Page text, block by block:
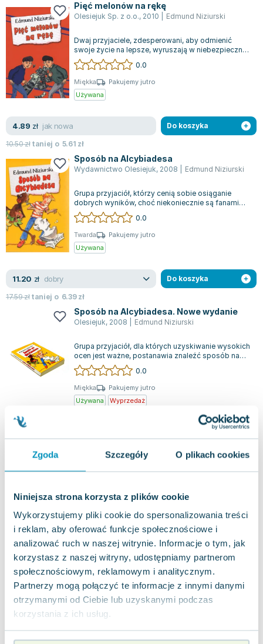
Zgoda Szczegóły O plikach cookies
Niniejsza strona korzysta z plików cookie
Wykorzystujemy pliki cookie do spersonalizowania treści
i reklam, aby oferować funkcje społecznościowe i
analizować ruch w naszej witrynie. Informacje o tym, jak
korzystasz z naszej witryny, udostępniamy partnerom
społecznościowym, reklamowym i analitycznym.
Partnerzy mogą połączyć te informacje z innymi danymi
otrzymanymi od Ciebie lub uzyskanymi podczas
korzystania z ich usług.
Pięć melonów na rękę
Olesiejuk Sp. z o.o., 2010 Edmund Niziurski
Dwaj przyjaciele, zdesperowani, aby odmienić
swoje życie na lepsze, wyruszają w niebezpieczną
podróż, której towarzyszy wiele nieo...
0.0
Miękka
Pakujemy jutro
Używana
4.89 zł jak nowa
10.50złtaniej o 5.61 zł
Do koszyka
Sposób na Alcybiadesa
Wydawnictwo Olesiejuk, 2008 Edmund Niziurski
Grupa przyjaciół, którzy cenią sobie osiąganie
dobrych wyników, choć niekoniecznie są fanami
ciężkiej nauki, wyrusza na pełną humo...
0.0
Twarda
Pakujemy jutro
Używana
11.20 zł dobry
17.59złtaniej o 6.39zł
Do koszyka
Sposób na Alcybiadesa. Nowe wydanie
Olesiejuk, 2008 Edmund Niziurski
Grupa przyjaciół, dla których uzyskiwanie wysokich
ocen jest ważne, postanawia znaleźć sposób na
przetrwanie roku szkolnego bez po...
0.0
Miękka
Pakujemy jutro
Używana
Wyprzedaż
taniej o
Lektura z opracowaniem
Jak wiele nieszczęścia można doświadczyć w
niewiarygodnie wiele. Wszystko, co może s...
Miękka
Pakujemy jutro
Używana
6.64zł jak nowa
13.00 złtaniej o 6.36zł
Do koszyka
Sposób na Alcybiadesa
Greg,2019| Edmund Niziurski